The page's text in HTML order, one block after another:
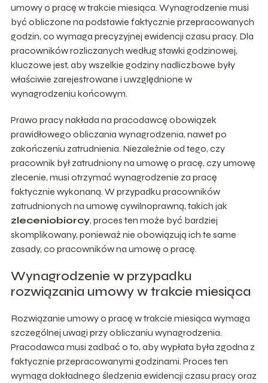
umowy o pracę w trakcie miesiąca. Wynagrodzenie musi
być obliczone na podstawie faktycznie przepracowanych
godzin, co wymaga precyzyjnej ewidencji czasu pracy. Dla
pracowników rozliczanych według stawki godzinowej,
kluczowe jest, aby wszelkie godziny nadliczbowe były
właściwie zarejestrowane i uwzględnione w
wynagrodzeniu końcowym.
Prawo pracy nakłada na pracodawcę obowiązek
prawidłowego obliczania wynagrodzenia, nawet po
zakończeniu zatrudnienia. Niezależnie od tego, czy
pracownik był zatrudniony na umowę o pracę, czy umowę
zlecenie, musi otrzymać wynagrodzenie za pracę
faktycznie wykonaną. W przypadku pracowników
zatrudnionych na umowę cywilnoprawną, takich jak
zleceniobiorcy, proces ten może być bardziej
skomplikowany, ponieważ nie obowiązują ich te same
zasady, co pracowników na umowę o pracę.
Wynagrodzenie w przypadku
rozwiązania umowy w trakcie miesiąca
Rozwiązanie umowy o pracę w trakcie miesiąca wymaga
szczególnej uwagi przy obliczaniu wynagrodzenia.
Pracodawca musi zadbać o to, aby wypłata była zgodna z
faktycznie przepracowanymi godzinami. Proces ten
wymaga dokładnego śledzenia ewidencji czasu pracy oraz